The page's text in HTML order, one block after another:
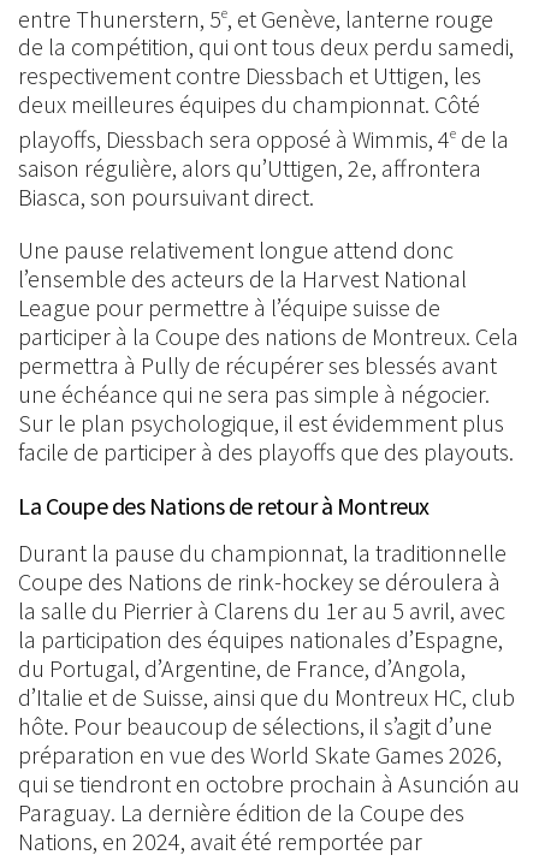
entre Thunerstern, 5e, et Genève, lanterne rouge
de la compétition, qui ont tous deux perdu samedi,
respectivement contre Diessbach et Uttigen, les
deux meilleures équipes du championnat. Côté
playoffs, Diessbach sera opposé à Wimmis, 4e de la
saison régulière, alors qu’Uttigen, 2e, affrontera
Biasca, son poursuivant direct.
Une pause relativement longue attend donc
l’ensemble des acteurs de la Harvest National
League pour permettre à l’équipe suisse de
participer à la Coupe des nations de Montreux. Cela
permettra à Pully de récupérer ses blessés avant
une échéance qui ne sera pas simple à négocier.
Sur le plan psychologique, il est évidemment plus
facile de participer à des playoffs que des playouts.
La Coupe des Nations de retour à Montreux
Durant la pause du championnat, la traditionnelle
Coupe des Nations de rink-hockey se déroulera à
la salle du Pierrier à Clarens du 1er au 5 avril, avec
la participation des équipes nationales d’Espagne,
du Portugal, d’Argentine, de France, d’Angola,
d’Italie et de Suisse, ainsi que du Montreux HC, club
hôte. Pour beaucoup de sélections, il s’agit d’une
préparation en vue des World Skate Games 2026,
qui se tiendront en octobre prochain à Asunción au
Paraguay. La dernière édition de la Coupe des
Nations, en 2024, avait été remportée par